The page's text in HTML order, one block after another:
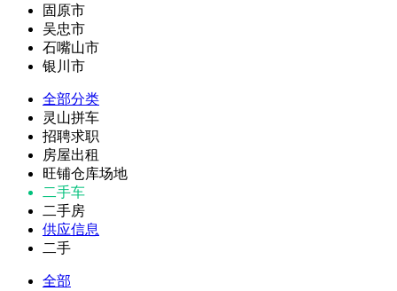
固原市
吴忠市
石嘴山市
银川市
全部分类
灵山拼车
招聘求职
房屋出租
旺铺仓库场地
二手车
二手房
供应信息
二手
全部